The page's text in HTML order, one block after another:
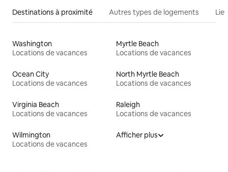
Destinations à proximité Autres types de logements
Washington
Locations de vacances
Myrtle Beach
Locations de vacances
Ocean City
Locations de vacances
North Myrtle Beach
Locations de vacances
Virginia Beach
Locations de vacances
Raleigh
Locations de vacances
Wilmington
Locations de vacances
Afficher plus